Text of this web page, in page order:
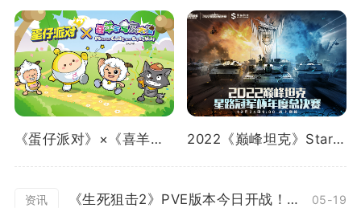
《蛋仔派对》×《喜羊羊与灰太狼》重磅联动曝光！ 2022《巅峰坦克》Star Road星路冠军杯总决赛12.24开启！
资讯 《生死狙击2》PVE版本今日开战！花式协作冒险 05-19